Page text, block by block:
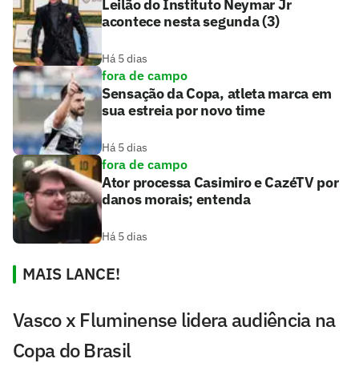
Leilão do Instituto Neymar Jr
acontece nesta segunda (3)
Há 5 dias
fora de campo
Sensação da Copa, atleta marca em
sua estreia por novo time
Há 5 dias
fora de campo
Ator processa Casimiro e CazéTV por
danos morais; entenda
Há 5 dias
MAIS LANCE!
Vasco x Fluminense lidera audiência na
Copa do Brasil